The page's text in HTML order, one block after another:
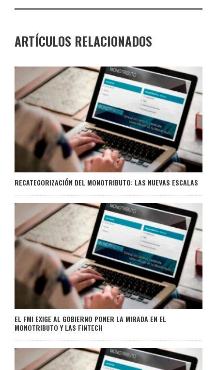
ARTÍCULOS RELACIONADOS
RECATEGORIZACIÓN DEL MONOTRIBUTO: LAS NUEVAS ESCALAS
EL FMI EXIGE AL GOBIERNO PONER LA MIRADA EN EL
MONOTRIBUTO Y LAS FINTECH